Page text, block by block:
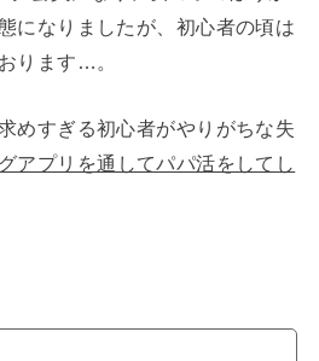
になりましたが、初心者の頃は
ります…。
めすぎる初心者がやりがちな失
アプリを通してパパ活をしてし